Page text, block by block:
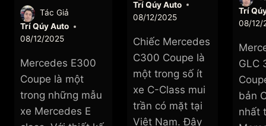
Tác Giả
Trí Qúy Auto
08/12/2025
Mercedes E300
Coupe là một
trong những mẫu
xe Mercedes E
Trí Qúy Auto
08/12/2025
Chiếc Mercedes
C300 Coupe là
một trong số ít
xe C-Class mui
trần có mặt tại
Việt Nam. Đây
Trí
08/12/
GLC
bản
nhất